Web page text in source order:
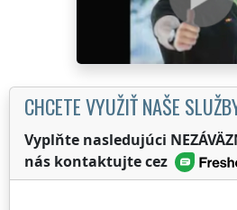
CHCETE VYUŽIŤ NAŠE
Vyplňte nasledujúci
nás kontaktujte cez